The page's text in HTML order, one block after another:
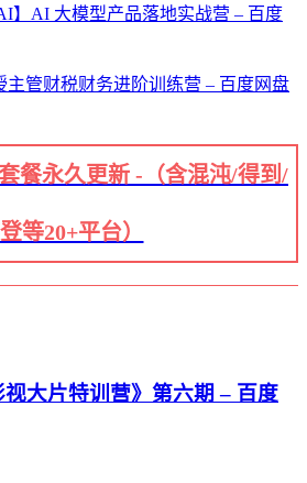
】AI 大模型产品落地实战营 – 百度
主管财税财务进阶训练营 – 百度网盘
餐永久更新 -（含混沌/得到/
等20+平台）
视大片特训营》第六期 – 百度